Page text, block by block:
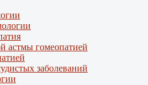
астмы гомеопатией
заболеваний